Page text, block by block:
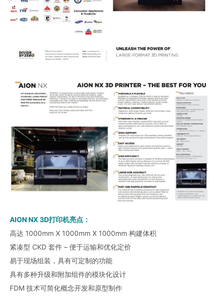
AION NX 3D打印机亮点：
高达 1000mm X 1000mm X 1000mm 构建体积
紧凑型 CKD 套件 – 便于运输和优化定价
易于现场组装，具有可定制的功能
具有多种升级和附加组件的模块化设计
FDM 技术可简化概念开发和原型制作